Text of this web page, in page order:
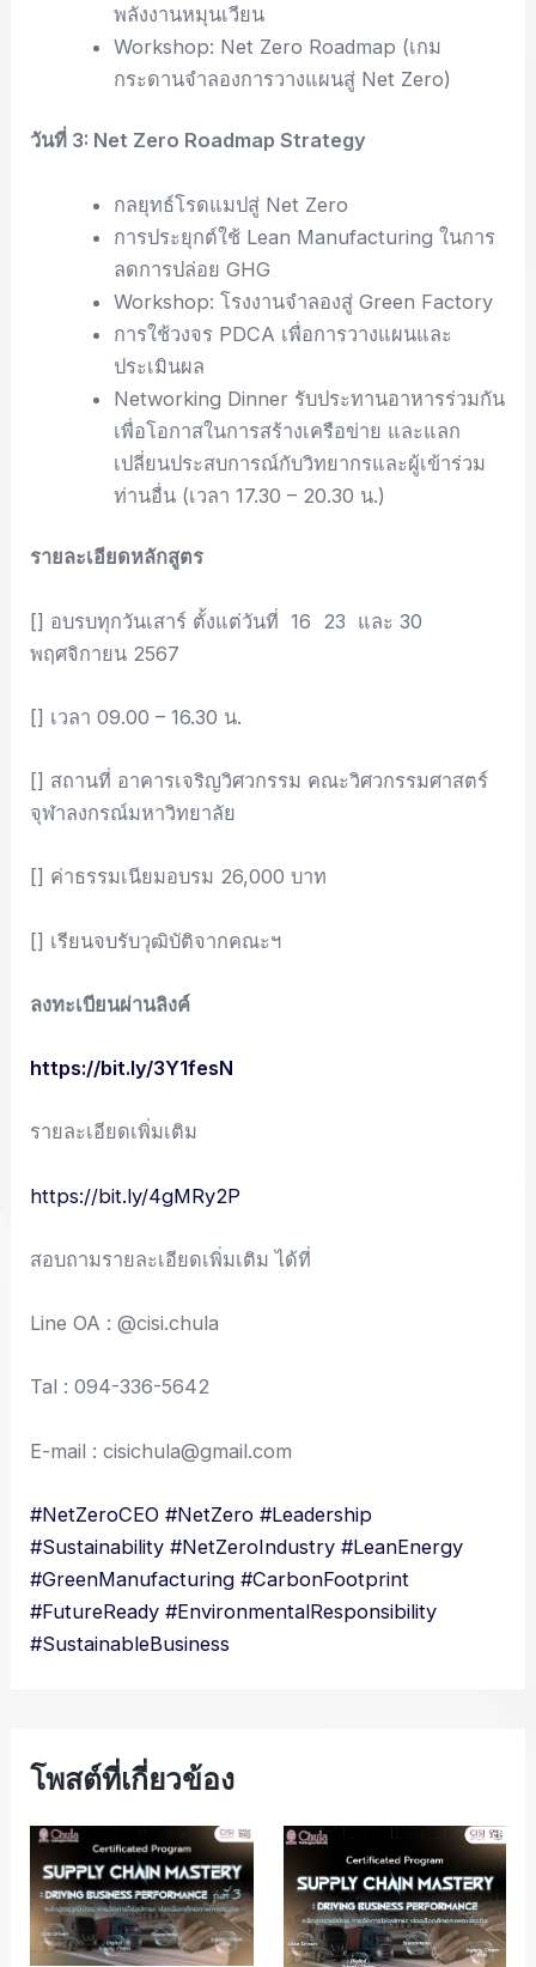
พลังงานหมุนเวียน
Workshop: Net Zero Roadmap (เกม
กระดานจำลองการวางแผนสู่ Net Zero)
วันที่ 3: Net Zero Roadmap Strategy
กลยุทธ์โรดแมปสู่ Net Zero
การประยุกต์ใช้ Lean Manufacturing ในการ
ลดการปล่อย GHG
Workshop: โรงงานจำลองสู่ Green Factory
การใช้วงจร PDCA เพื่อการวางแผนและ
ประเมินผล
Networking Dinner รับประทานอาหารร่วมกัน
เพื่อโอกาสในการสร้างเครือข่าย และแลก
เปลี่ยนประสบการณ์กับวิทยากรและผู้เข้าร่วม
ท่านอื่น (เวลา 17.30 – 20.30 น.)
รายละเอียดหลักสูตร
[] อบรบทุกวันเสาร์ ตั้งแต่วันที่ 16 23 และ 30
พฤศจิกายน 2567
[] เวลา 09.00 – 16.30 น.
[] สถานที่ อาคารเจริญวิศวกรรม คณะวิศวกรรมศาสตร์
จุฬาลงกรณ์มหาวิทยาลัย
[] ค่าธรรมเนียมอบรม 26,000 บาท
[] เรียนจบรับวุฒิบัติจากคณะฯ
ลงทะเบียนผ่านลิงค์
https://bit.ly/3Y1fesN
รายละเอียดเพิ่มเติม
https://bit.ly/4gMRy2P
สอบถามรายละเอียดเพิ่มเติม ได้ที่
Line OA : @cisi.chula
Tal : 094-336-5642
E-mail : cisichula@gmail.com
#NetZeroCEO #NetZero #Leadership
#Sustainability #NetZeroIndustry #LeanEnergy
#GreenManufacturing #CarbonFootprint
#FutureReady #EnvironmentalResponsibility
#SustainableBusiness
โพสต์ที่เกี่ยวข้อง